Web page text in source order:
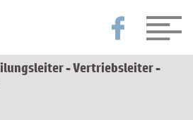
- Vertriebsleiter -